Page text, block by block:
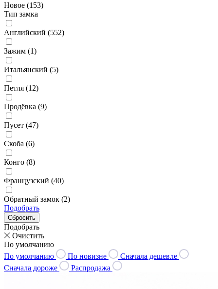
Новое (153)
Тип замка
Английский (552)
Зажим (1)
Итальянский (5)
Петля (12)
Продёвка (9)
Пусет (47)
Скоба (6)
Конго (8)
Французский (40)
Обратный замок (2)
Подобрать
Подобрать
Очистить
По умолчанию
По умолчанию
По новизне
Сначала дешевле
Сначала дороже
Распродажа